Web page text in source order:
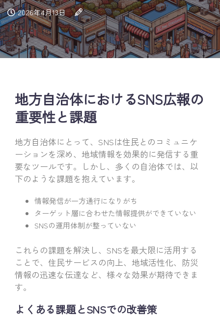
2026年4月13日
地方自治体におけるSNS広報の
重要性と課題
地方自治体にとって、SNSは住民とのコミュニケ
ーションを深め、地域情報を効果的に発信する重
要なツールです。しかし、多くの自治体では、以
下のような課題を抱えています。
情報発信が一方通行になりがち
ターゲット層に合わせた情報提供ができていない
SNSの運用体制が整っていない
これらの課題を解決し、SNSを最大限に活用する
ことで、住民サービスの向上、地域活性化、防災
情報の迅速な伝達など、様々な効果が期待できま
す。
よくある課題とSNSでの改善策